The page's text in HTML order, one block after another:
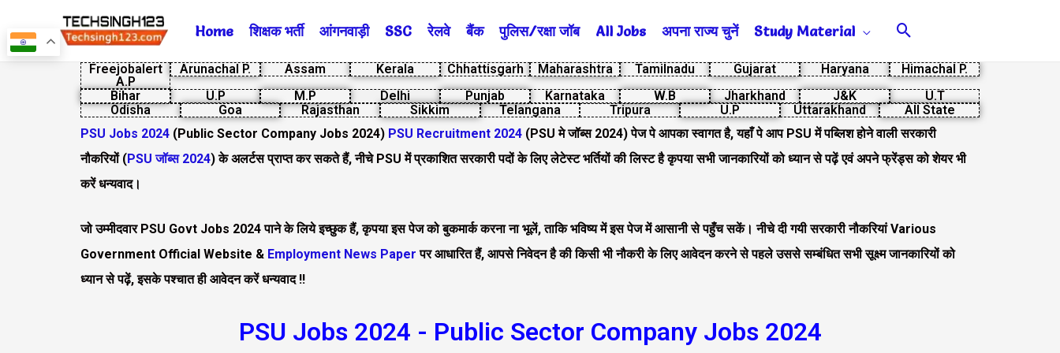
to
Home शिक्षक भर्ती आंगनवाड़ी SSC रेलवे बैंक पुलिस/रक्षा जॉब All Jobs अपना राज्य चुनें Study Material Search
Freejobalert
A.P
Arunachal P. Assam Kerala Chhattisgarh Maharashtra Tamilnadu Gujarat Haryana
Himachal P.
Bihar
U.P M.P Delhi Punjab Karnataka W.B Jharkhand J&K
U.T
Odisha
Goa Rajasthan Sikkim Telangana Tripura U.P Uttarakhand
All State
PSU Jobs 2024 (Public Sector Company Jobs 2024) PSU Recruitment 2024 (PSU मे जॉब्स 2024) पेज पे आपका स्वागत है, यहाँ पे आप PSU में पब्लिश होने वाली सरकारी
नौकरियों (PSU जॉब्स 2024) के अलर्टस प्राप्त कर सकते हैं, नीचे PSU में प्रकाशित सरकारी पदों के लिए लेटेस्ट भर्तियों की लिस्ट है कृपया सभी जानकारियों को ध्यान से पढ़ें एवं अपने फ्रेंड्स को शेयर भी
करें धन्यवाद।
जो उम्मीदवार PSU Govt Jobs 2024 पाने के लिये इच्छुक हैं, कृपया इस पेज को बुकमार्क करना ना भूलें, ताकि भविष्य में इस पेज में आसानी से पहुँच सकें। नीचे दी गयी सरकारी नौकरियां Various
Government Official Website & Employment News Paper पर आधारित हैं, आपसे निवेदन है की किसी भी नौकरी के लिए आवेदन करने से पहले उससे सम्बंधित सभी सूक्ष्म जानकारियों को
ध्यान से पढ़ें, इसके पश्चात ही आवेदन करें धन्यवाद !!
PSU Jobs 2024 - Public Sector Company Jobs 2024